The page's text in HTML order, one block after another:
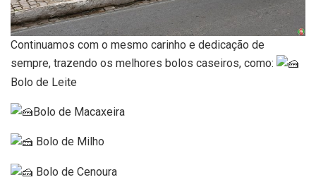
Continuamos com o mesmo carinho e dedicação de
sempre, trazendo os melhores bolos caseiros, como:
Bolo de Leite
Bolo de Macaxeira
Bolo de Milho
Bolo de Cenoura